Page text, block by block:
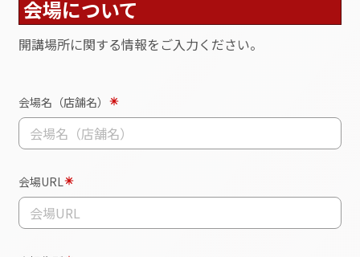
て、その業務を遂行するものとする。
【契約内容】
座を開講する。
契約にあたっては、本フォームに入力した内容を
以って締結する。
る。
■会場設備について